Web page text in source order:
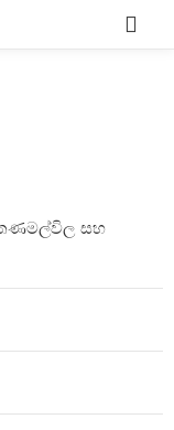
තණමල්විල සහ